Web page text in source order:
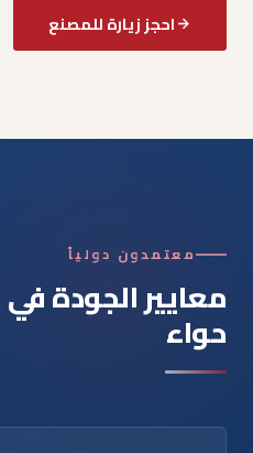
احجز زيارة للمصنع
معتمدون دولياً
معايير الجودة
حواء